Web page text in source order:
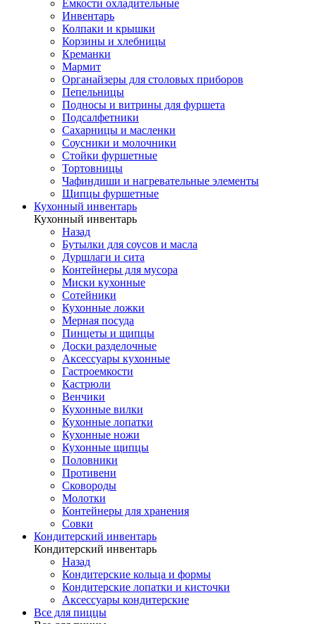
Емкости охладительные
Инвентарь
Колпаки и крышки
Корзины и хлебницы
Креманки
Мармит
Органайзеры для столовых приборов
Пепельницы
Подносы и витрины для фуршета
Подсалфетники
Сахарницы и масленки
Соусники и молочники
Стойки фуршетные
Тортовницы
Чафиндиши и нагревательные элементы
Щипцы фуршетные
Кухонный инвентарь
Кухонный инвентарь
Назад
Бутылки для соусов и масла
Дуршлаги и сита
Контейнеры для мусора
Миски кухонные
Сотейники
Кухонные ложки
Мерная посуда
Пинцеты и щипцы
Доски разделочные
Аксессуары кухонные
Гастроемкости
Кастрюли
Венчики
Кухонные вилки
Кухонные лопатки
Кухонные ножи
Кухонные щипцы
Половники
Противени
Сковороды
Молотки
Контейнеры для хранения
Совки
Кондитерский инвентарь
Кондитерский инвентарь
Назад
Кондитерские кольца и формы
Кондитерские лопатки и кисточки
Аксессуары кондитерские
Все для пиццы